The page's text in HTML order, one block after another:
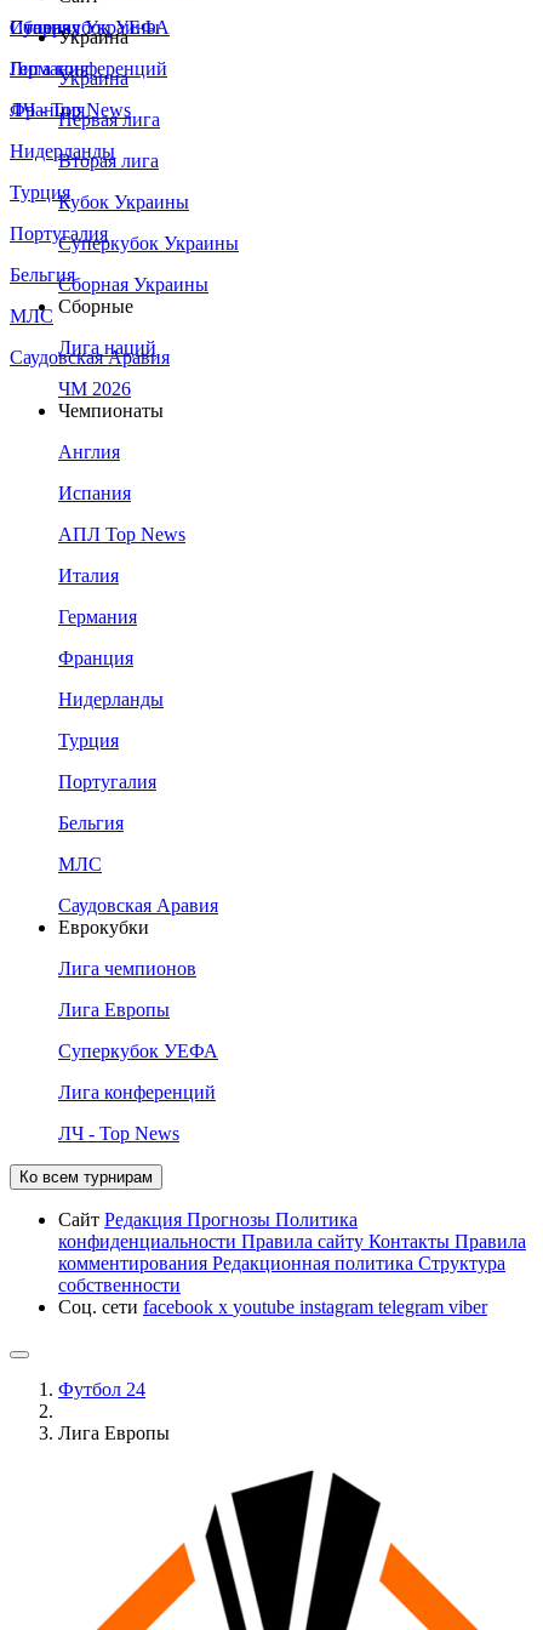
Сборная Украины
Италия
Германия
Франция
Нидерланды
Турция
Португалия
Бельгия
МЛС
Саудовская Аравия
Суперкубок УЕФА
Лига конференций
ЛЧ - Top News
Украина
Украина
Первая лига
Вторая лига
Кубок Украины
Суперкубок Украины
Сборная Украины
Сборные
Лига наций
ЧМ 2026
Чемпионаты
Англия
Испания
АПЛ Top News
Италия
Германия
Франция
Нидерланды
Турция
Португалия
Бельгия
МЛС
Саудовская Аравия
Еврокубки
Лига чемпионов
Лига Европы
Суперкубок УЕФА
Лига конференций
ЛЧ - Top News
Ко всем турнирам
Сайт Редакция Прогнозы Политика
конфиденциальности Правила сайту Контакты Правила
комментирования Редакционная политика Структура
собственности
Соц. сети facebook x youtube instagram telegram viber
Футбол 24
Лига Европы